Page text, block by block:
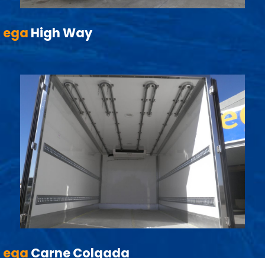
ega High Way
ega Carne Colgada